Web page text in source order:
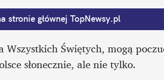
stronie głównej TopNewsy.pl
Świętych, mogą
słonecznie, ale nie tylko.